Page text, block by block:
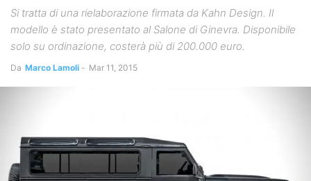
Si tratta di una rielaborazione firmata da Kahn Design. Il
modello è stato presentato al Salone di Ginevra. Disponibile
solo su ordinazione, costerà più di 200.000 euro.
Da Marco Lamoli - Mar 11, 2015